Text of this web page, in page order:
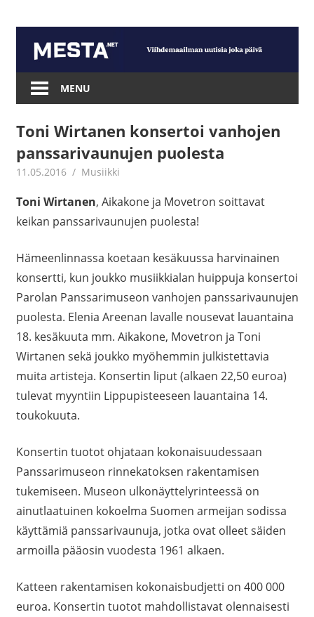
content
Mesta.net
MENU
Toni Wirtanen konsertoi vanhojen
panssarivaunujen puolesta
11.05.2016 mestanet
Musiikki
Toni Wirtanen, Aikakone ja Movetron soittavat
keikan panssarivaunujen puolesta!
Hämeenlinnassa koetaan kesäkuussa harvinainen
konsertti, kun joukko musiikkialan huippuja konsertoi
Parolan Panssarimuseon vanhojen panssarivaunujen
puolesta. Elenia Areenan lavalle nousevat lauantaina
18. kesäkuuta mm. Aikakone, Movetron ja Toni
Wirtanen sekä joukko myöhemmin julkistettavia
muita artisteja. Konsertin liput (alkaen 22,50 euroa)
tulevat myyntiin Lippupisteeseen lauantaina 14.
toukokuuta.
Konsertin tuotot ohjataan kokonaisuudessaan
Panssarimuseon rinnekatoksen rakentamisen
tukemiseen. Museon ulkonäyttelyrinteessä on
ainutlaatuinen kokoelma Suomen armeijan sodissa
käyttämiä panssarivaunuja, jotka ovat olleet säiden
armoilla pääosin vuodesta 1961 alkaen.
Katteen rakentamisen kokonaisbudjetti on 400 000
euroa. Konsertin tuotot mahdollistavat olennaisesti